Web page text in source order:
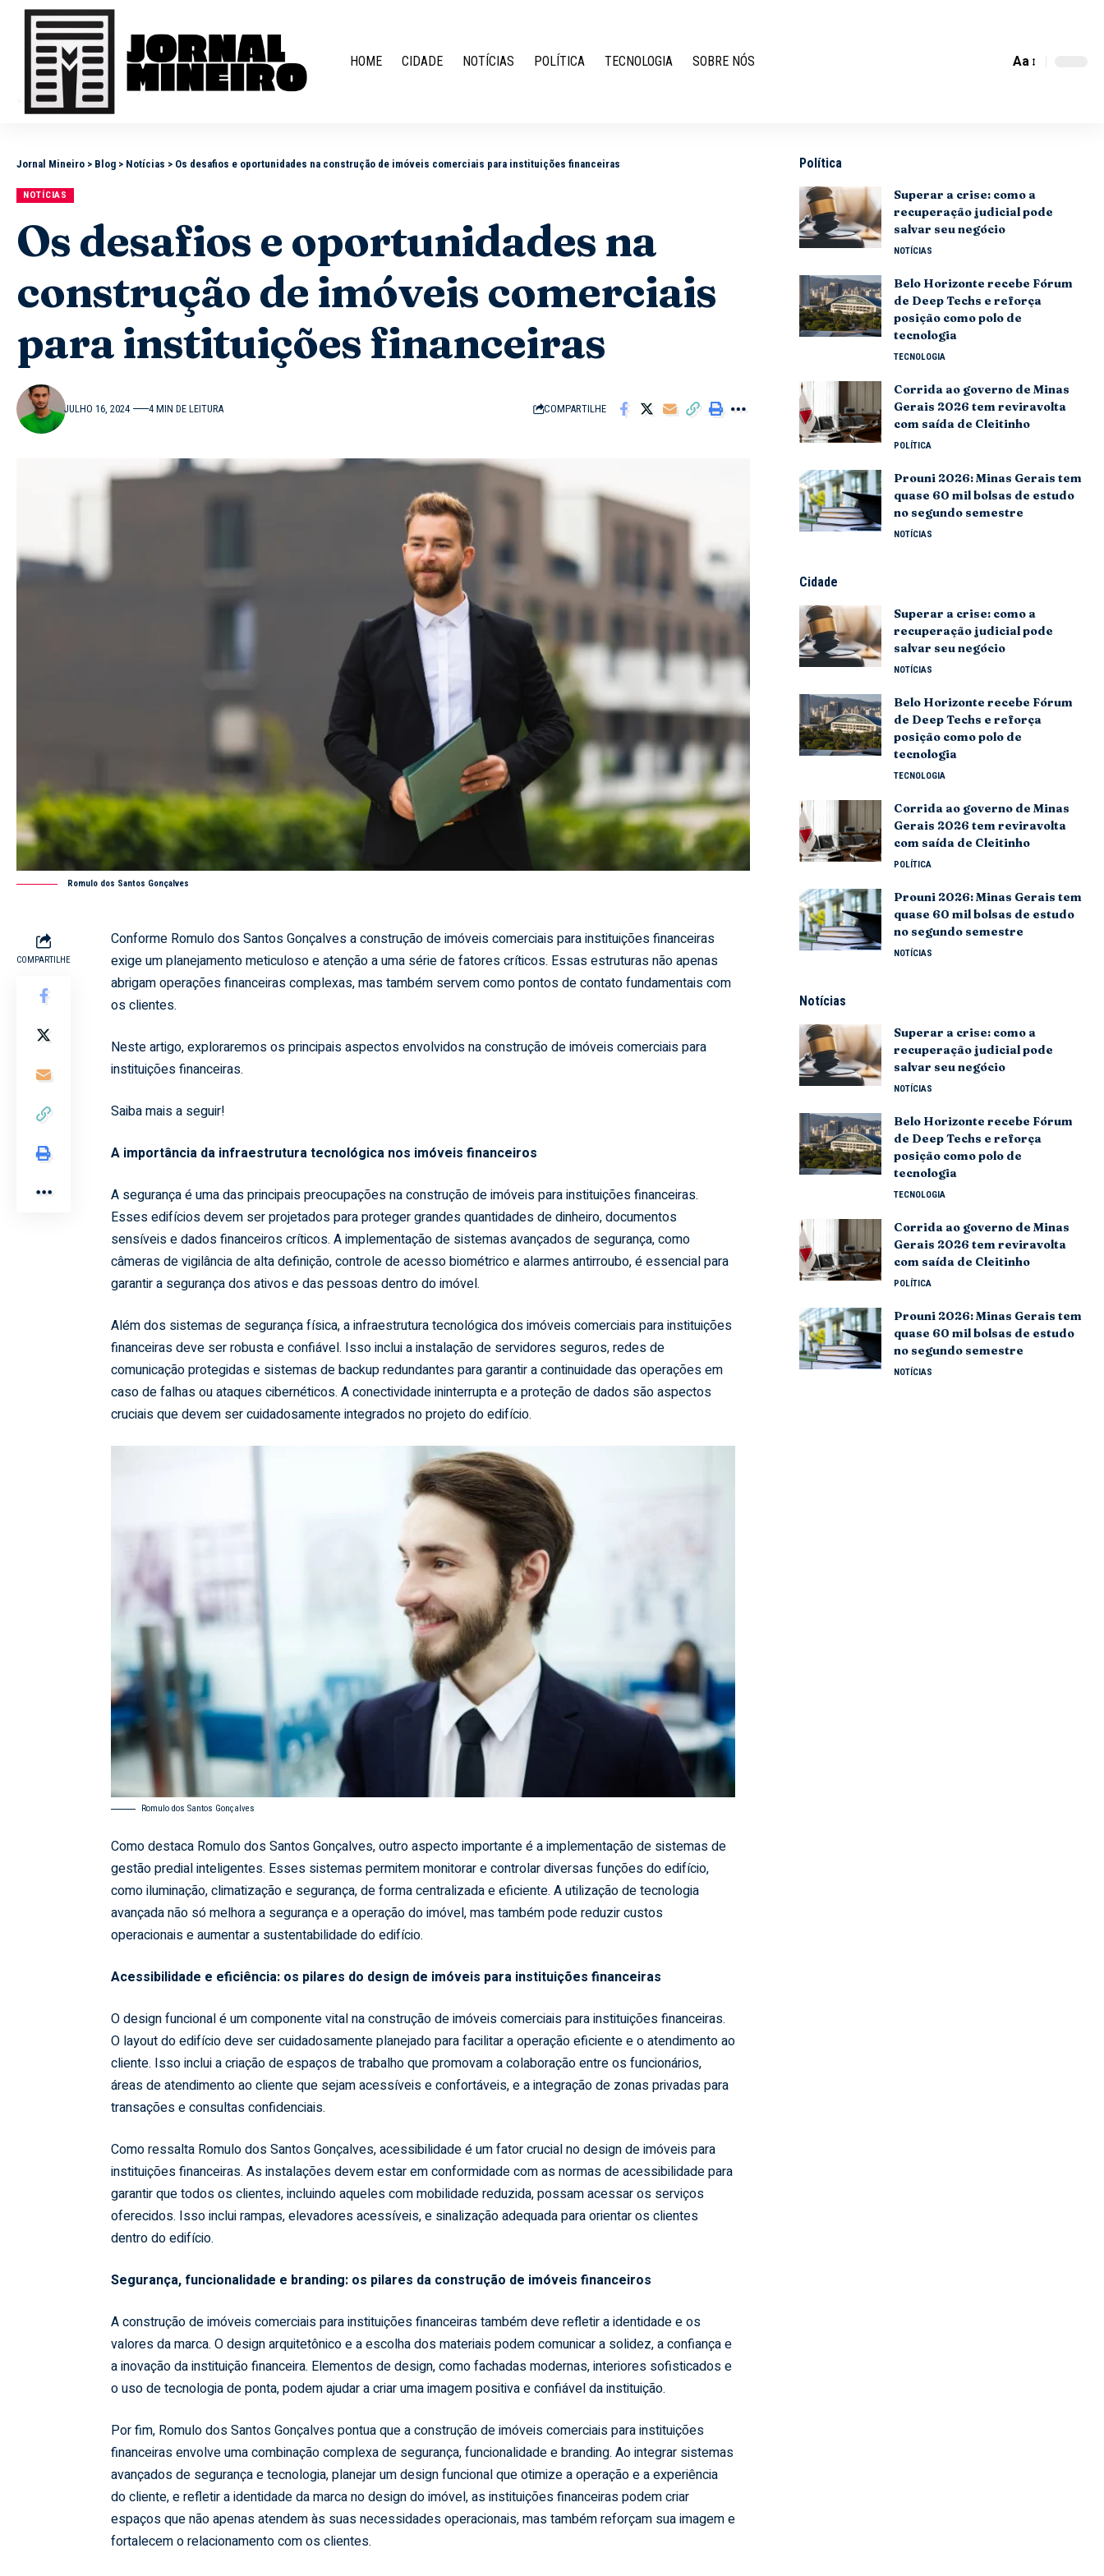
HOME CIDADE NOTÍCIAS POLÍTICA TECNOLOGIA SOBRE NÓS Aa
Jornal Mineiro > Blog > Notícias > Os desafios e oportunidades na construção de imóveis comerciais para instituições financeiras
NOTÍCIAS
Os desafios e oportunidades na
construção de imóveis comerciais
para instituições financeiras
JULHO 16, 2024 4 MIN DE LEITURA COMPARTILHE
Romulo dos Santos Gonçalves
COMPARTILHE
Conforme Romulo dos Santos Gonçalves a construção de imóveis comerciais para instituições financeiras
exige um planejamento meticuloso e atenção a uma série de fatores críticos. Essas estruturas não apenas
abrigam operações financeiras complexas, mas também servem como pontos de contato fundamentais com
os clientes.
Neste artigo, exploraremos os principais aspectos envolvidos na construção de imóveis comerciais para
instituições financeiras.
Saiba mais a seguir!
A importância da infraestrutura tecnológica nos imóveis financeiros
A segurança é uma das principais preocupações na construção de imóveis para instituições financeiras.
Esses edifícios devem ser projetados para proteger grandes quantidades de dinheiro, documentos
sensíveis e dados financeiros críticos. A implementação de sistemas avançados de segurança, como
câmeras de vigilância de alta definição, controle de acesso biométrico e alarmes antirroubo, é essencial para
garantir a segurança dos ativos e das pessoas dentro do imóvel.
Além dos sistemas de segurança física, a infraestrutura tecnológica dos imóveis comerciais para instituições
financeiras deve ser robusta e confiável. Isso inclui a instalação de servidores seguros, redes de
comunicação protegidas e sistemas de backup redundantes para garantir a continuidade das operações em
caso de falhas ou ataques cibernéticos. A conectividade ininterrupta e a proteção de dados são aspectos
cruciais que devem ser cuidadosamente integrados no projeto do edifício.
Romulo dos Santos Gonçalves
Como destaca Romulo dos Santos Gonçalves, outro aspecto importante é a implementação de sistemas de
gestão predial inteligentes. Esses sistemas permitem monitorar e controlar diversas funções do edifício,
como iluminação, climatização e segurança, de forma centralizada e eficiente. A utilização de tecnologia
avançada não só melhora a segurança e a operação do imóvel, mas também pode reduzir custos
operacionais e aumentar a sustentabilidade do edifício.
Acessibilidade e eficiência: os pilares do design de imóveis para instituições financeiras
O design funcional é um componente vital na construção de imóveis comerciais para instituições financeiras.
O layout do edifício deve ser cuidadosamente planejado para facilitar a operação eficiente e o atendimento ao
cliente. Isso inclui a criação de espaços de trabalho que promovam a colaboração entre os funcionários,
áreas de atendimento ao cliente que sejam acessíveis e confortáveis, e a integração de zonas privadas para
transações e consultas confidenciais.
Como ressalta Romulo dos Santos Gonçalves, acessibilidade é um fator crucial no design de imóveis para
instituições financeiras. As instalações devem estar em conformidade com as normas de acessibilidade para
garantir que todos os clientes, incluindo aqueles com mobilidade reduzida, possam acessar os serviços
oferecidos. Isso inclui rampas, elevadores acessíveis, e sinalização adequada para orientar os clientes
dentro do edifício.
Segurança, funcionalidade e branding: os pilares da construção de imóveis financeiros
A construção de imóveis comerciais para instituições financeiras também deve refletir a identidade e os
valores da marca. O design arquitetônico e a escolha dos materiais podem comunicar a solidez, a confiança e
a inovação da instituição financeira. Elementos de design, como fachadas modernas, interiores sofisticados e
o uso de tecnologia de ponta, podem ajudar a criar uma imagem positiva e confiável da instituição.
Por fim, Romulo dos Santos Gonçalves pontua que a construção de imóveis comerciais para instituições
financeiras envolve uma combinação complexa de segurança, funcionalidade e branding. Ao integrar sistemas
avançados de segurança e tecnologia, planejar um design funcional que otimize a operação e a experiência
do cliente, e refletir a identidade da marca no design do imóvel, as instituições financeiras podem criar
espaços que não apenas atendem às suas necessidades operacionais, mas também reforçam sua imagem e
fortalecem o relacionamento com os clientes.
Política
Superar a crise: como a
recuperação judicial pode
salvar seu negócio
NOTÍCIAS
Belo Horizonte recebe Fórum
de Deep Techs e reforça
posição como polo de
tecnologia
TECNOLOGIA
Corrida ao governo de Minas
Gerais 2026 tem reviravolta
com saída de Cleitinho
POLÍTICA
Prouni 2026: Minas Gerais tem
quase 60 mil bolsas de estudo
no segundo semestre
NOTÍCIAS
Cidade
Superar a crise: como a
recuperação judicial pode
salvar seu negócio
NOTÍCIAS
Belo Horizonte recebe Fórum
de Deep Techs e reforça
posição como polo de
tecnologia
TECNOLOGIA
Corrida ao governo de Minas
Gerais 2026 tem reviravolta
com saída de Cleitinho
POLÍTICA
Prouni 2026: Minas Gerais tem
quase 60 mil bolsas de estudo
no segundo semestre
NOTÍCIAS
Notícias
Superar a crise: como a
recuperação judicial pode
salvar seu negócio
NOTÍCIAS
Belo Horizonte recebe Fórum
de Deep Techs e reforça
posição como polo de
tecnologia
TECNOLOGIA
Corrida ao governo de Minas
Gerais 2026 tem reviravolta
com saída de Cleitinho
POLÍTICA
Prouni 2026: Minas Gerais tem
quase 60 mil bolsas de estudo
no segundo semestre
NOTÍCIAS